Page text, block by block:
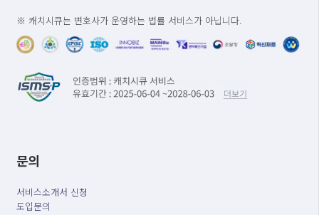
※ 캐치시큐는 변호사가 운영하는 법률 서비스가 아닙니다.
문의
서비스소개서 신청
도입문의